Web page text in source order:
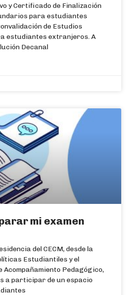
y Certificado de Finalización
para estudiantes
de Estudios
estudiantes extranjeros. A
Decanal
mi examen
del CECM, desde la
Estudiantiles y el
Acompañamiento Pedagógico,
a participar de un espacio